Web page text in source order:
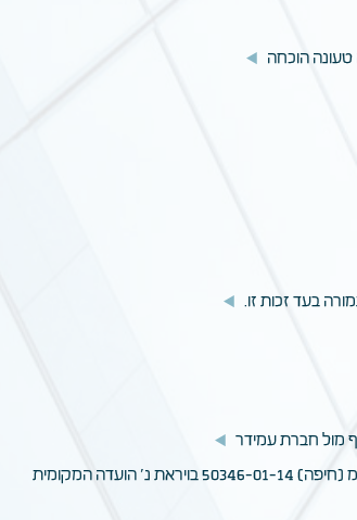
30.3.14 - אין לאפשר תקיפת הפקעה שלא בדרך הקבועה לכך בהוראות החוק במסגרת הליכי ההפקעה - עת"מ (חיפה) 50346-01-14 בויראת נ' הועדה המקומית